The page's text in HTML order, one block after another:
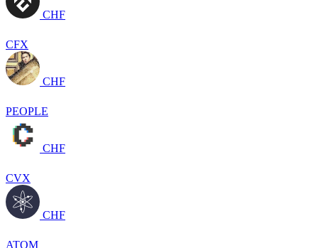
CHF
CFX
CHF
PEOPLE
CHF
CVX
CHF
ATOM